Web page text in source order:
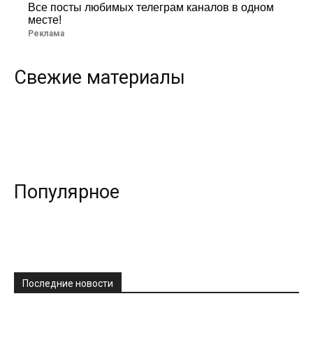
Все посты любимых телеграм каналов в одном
месте!
Реклама
Свежие материалы
Популярное
Последние новости